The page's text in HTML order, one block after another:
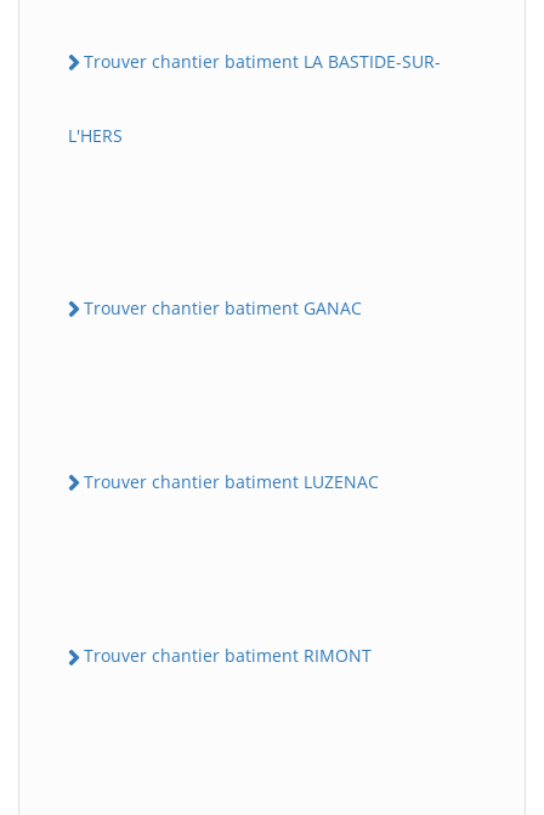
Trouver chantier batiment LA BASTIDE-SUR-
L'HERS
Trouver chantier batiment GANAC
Trouver chantier batiment LUZENAC
Trouver chantier batiment RIMONT